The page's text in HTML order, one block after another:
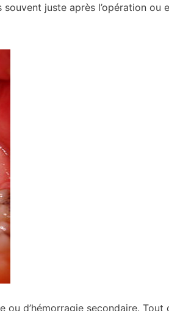
juste après l’opération ou
d’hémorragie secondaire. Tout